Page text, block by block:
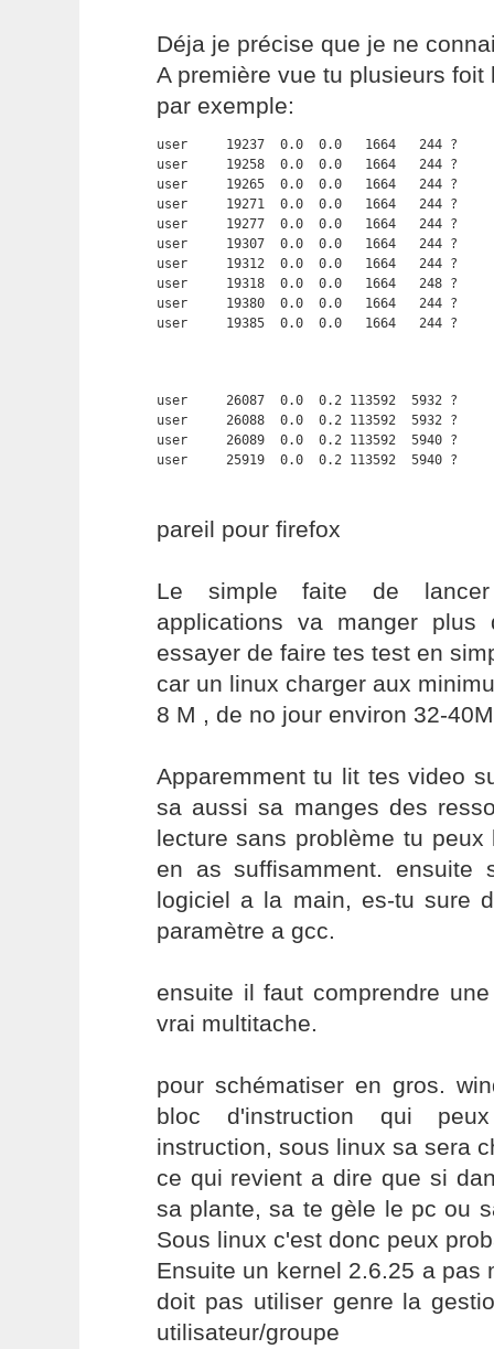
Déja je précise que je ne
A première vue tu plusieurs
par exemple:
user     19237  0.0  0.0   1664   244 ?
user     19258  0.0  0.0   1664   244 ?
user     19265  0.0  0.0   1664   244 ?
user     19271  0.0  0.0   1664   244 ?
user     19277  0.0  0.0   1664   244 ?
user     19307  0.0  0.0   1664   244 ?
user     19312  0.0  0.0   1664   244 ?
user     19318  0.0  0.0   1664   248 ?
user     19380  0.0  0.0   1664   244 ?
user     19385  0.0  0.0   1664   244 ?
user     26087  0.0  0.2 113592  5932 ?
user     26088  0.0  0.2 113592  5932 ?
user     26089  0.0  0.2 113592  5940 ?
user     25919  0.0  0.2 113592  5940 ?
pareil pour firefox
Le simple faite de
applications va manger plus
essayer de faire tes test en
car un linux charger aux
8 M , de no jour environ 32-
Apparemment tu lit tes video
sa aussi sa manges des
lecture sans problème tu
en as suffisamment.
logiciel a la main, es-tu sure
paramètre a gcc.
ensuite il faut comprendre
vrai multitache.
pour schématiser en gros.
bloc d'instruction qui
instruction, sous linux sa sera
ce qui revient a dire que si
sa plante, sa te gèle le pc ou
Sous linux c'est donc peux
Ensuite un kernel 2.6.25 a pas
doit pas utiliser genre la
utilisateur/groupe